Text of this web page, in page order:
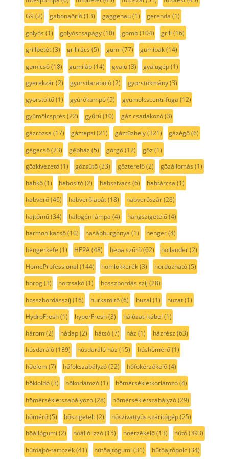
G9(2) gabonaörlő(13) gaggenau(1) gerenda (1)
golyós (1) golyóscsapágy(10) gomb(104) grill (16)
grillbetét(3) grillrács (5) gumi (77) gumibak(14)
gumicső(18) gumiláb(14) gyalu(3) gyalugép(1)
gyerekzár(2) gyorsdaraboló(2) gyorstokmány(3)
gyorstöltő(1) gyúrókampó(5) gyümölcscentrifuga (12)
gyümölcsprés (22) gyűrű(10) gáz csatlakozó(3)
gázrózsa (17) gáztepsi (21) gáztűzhely(321) gázégő(6)
gégecső(23) gépház (5) görgő(12) gőz (1)
gőzkivezető(1) gőzsütő(33) gőzterelő(2) gőzállomás (1)
habkő(1) habosító(2) habszivacs (6) habtárcsa (1)
habverő(46) habverőlapát(18) habverőszár(28)
hajtómű(34) halogén lámpa (4) hangszigetelő(4)
harmonikacső(10) hasábburgonya (1) henger(4)
hengerkefe (1) HEPA(48) hepa szűrő(62) hollander(2)
HomeProfessional (144) homlokkerék(3) hordozható(5)
horog(3) horzsakő(1) hosszbordás szíj (28)
hosszbordásszíj (16) hurkatöltő(6) huzal (1) huzat(1)
HydroFresh(1) hyperFresh(3) hálózati kábel (1)
három(2) hátlap(2) hátsó(7) ház (1) házrész (63)
húsdaráló(189) húsdaráló ház (15) húshőmérő(1)
hőelem(7) hőfokszabályzó(52) hőfokérzékelő(4)
hőkioldó(3) hőkorlátozó(1) hőmérsékletkorlátozó(4)
hőmérsékletszabályozó(28) hőmérsékletszabályzó(29)
hőmérő(5) hőszigetelt(2) hőszivattyús szárítógép(25)
hőállógumi (2) hőálló izzó(15) hőérzékelő(13) hűtő(393)
hűtőajtó-tartozék(41) hűtőajtógumi (31) hűtőajtópolc(34)